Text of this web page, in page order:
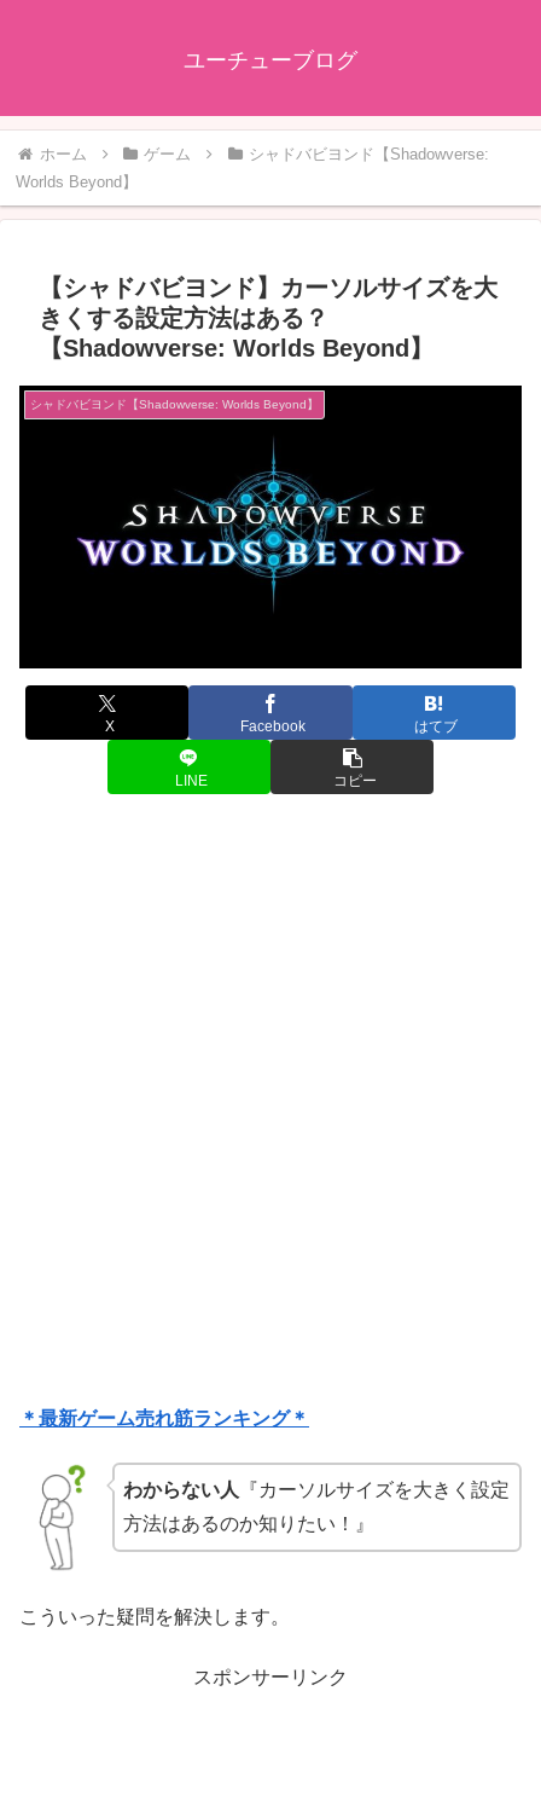
ユーチューブログ
ホーム ゲーム
シャドバビヨンド【Shadowverse:
Worlds Beyond】
【シャドバビヨンド】カーソルサイズを大
きくする設定方法はある？
【Shadowverse: Worlds Beyond】
シャドバビヨンド【Shadowverse: Worlds Beyond】
X Facebook はてブ
LINE コピー
＊最新ゲーム売れ筋ランキング＊
わからない人 『カーソルサイズを大きく設定
方法はあるのか知りたい！』
こういった疑問を解決します。
スポンサーリンク